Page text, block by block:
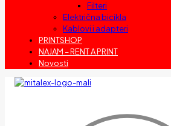
Filteri
Električna bicikla
Kablovi i adapteri
PRINTSHOP
NAJAM – RENT A PRINT
Novosti